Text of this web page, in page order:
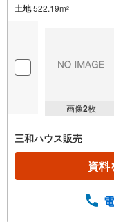
土地522.19m2
画像2枚
三和ハウス販売
資料